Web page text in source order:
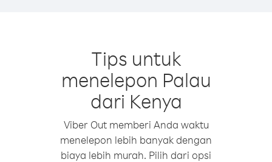
Tips untuk
menelepon Palau
dari Kenya
Viber Out memberi Anda waktu
menelepon lebih banyak dengan
biaya lebih murah. Pilih dari opsi